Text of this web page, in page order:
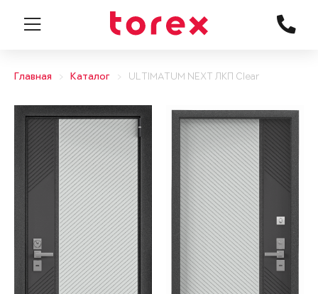
Главная Каталог ULTIMATUM NEXT ЛКП Clear